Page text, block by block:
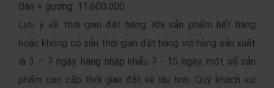
Bàn + gương: 11.600.000
Lưu ý về thời gian đặt hàng: Khi sản phẩm hết hàng
hoặc không có sẵn thời gian đặt hàng với hàng sản xuất
là 3 – 7 ngày. hàng nhập khẩu 7 - 15 ngày, một số sản
phẩm cao cấp thời gian đặt sẽ lâu hơn. Quý khách vui